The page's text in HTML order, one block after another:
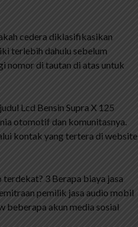
cedera diklasifikasikan
terlebih dahulu sebelum
nomor di tautan di atas untuk
Lcd Bensin Supra X 125
otomotif dan komunitasnya.
kontak yang tertera di website
3 Berapa biaya jasa
pemilik jasa audio mobil
beberapa akun media sosial